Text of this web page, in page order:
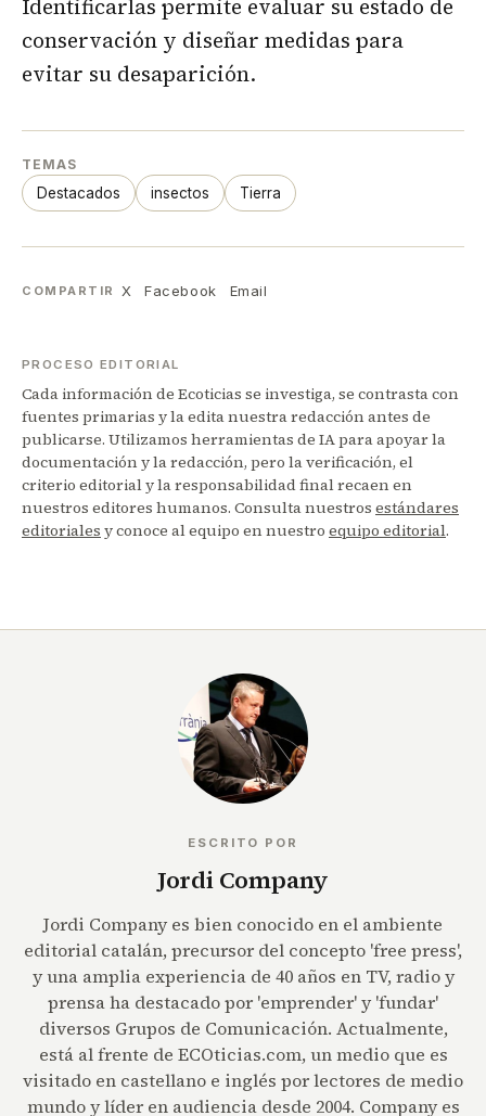
Identificarlas permite evaluar su estado de
conservación y diseñar medidas para
evitar su desaparición.
TEMAS
Destacados insectos Tierra
COMPARTIR X Facebook Email
PROCESO EDITORIAL
Cada información de Ecoticias se investiga, se contrasta con
fuentes primarias y la edita nuestra redacción antes de
publicarse. Utilizamos herramientas de IA para apoyar la
documentación y la redacción, pero la verificación, el
criterio editorial y la responsabilidad final recaen en
nuestros editores humanos. Consulta nuestros estándares
editoriales y conoce al equipo en nuestro equipo editorial.
ESCRITO POR
Jordi Company
Jordi Company es bien conocido en el ambiente
editorial catalán, precursor del concepto 'free press',
y una amplia experiencia de 40 años en TV, radio y
prensa ha destacado por 'emprender' y 'fundar'
diversos Grupos de Comunicación. Actualmente,
está al frente de ECOticias.com, un medio que es
visitado en castellano e inglés por lectores de medio
mundo y líder en audiencia desde 2004. Company es